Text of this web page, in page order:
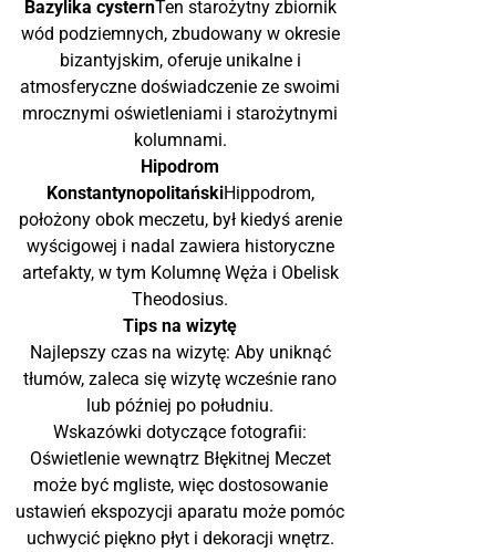
Bazylika cysternTen starożytny zbiornik
wód podziemnych, zbudowany w okresie
bizantyjskim, oferuje unikalne i
atmosferyczne doświadczenie ze swoimi
mrocznymi oświetleniami i starożytnymi
kolumnami.
Hipodrom
KonstantynopolitańskiHippodrom,
położony obok meczetu, był kiedyś arenie
wyścigowej i nadal zawiera historyczne
artefakty, w tym Kolumnę Węża i Obelisk
Theodosius.
Tips na wizytę
Najlepszy czas na wizytę: Aby uniknąć
tłumów, zaleca się wizytę wcześnie rano
lub później po południu.
Wskazówki dotyczące fotografii:
Oświetlenie wewnątrz Błękitnej Meczet
może być mgliste, więc dostosowanie
ustawień ekspozycji aparatu może pomóc
uchwycić piękno płyt i dekoracji wnętrz.